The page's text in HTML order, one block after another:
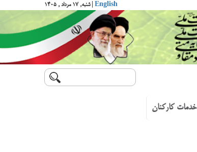
English | شنبه, ۱۷ مرداد , ۱۴۰۵
خدمات کارکنان